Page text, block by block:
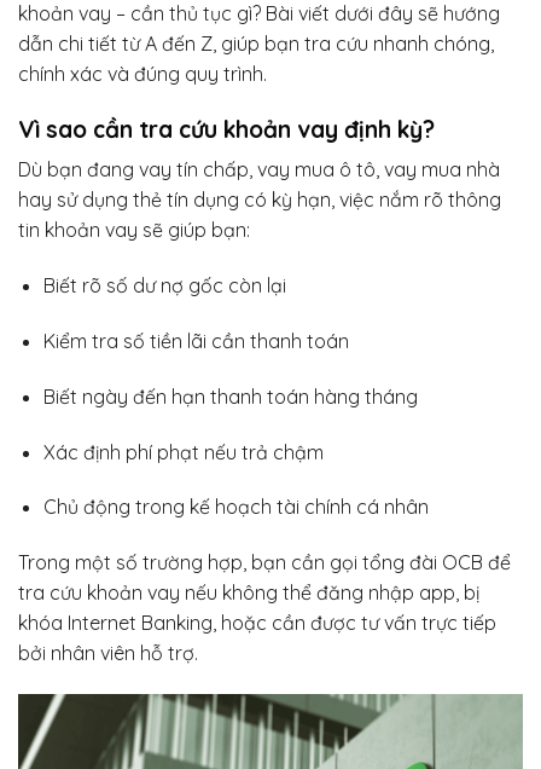
khoản vay – cần thủ tục gì? Bài viết dưới đây sẽ hướng
dẫn chi tiết từ A đến Z, giúp bạn tra cứu nhanh chóng,
chính xác và đúng quy trình.
Vì sao cần tra cứu khoản vay định kỳ?
Dù bạn đang vay tín chấp, vay mua ô tô, vay mua nhà
hay sử dụng thẻ tín dụng có kỳ hạn, việc nắm rõ thông
tin khoản vay sẽ giúp bạn:
Biết rõ số dư nợ gốc còn lại
Kiểm tra số tiền lãi cần thanh toán
Biết ngày đến hạn thanh toán hàng tháng
Xác định phí phạt nếu trả chậm
Chủ động trong kế hoạch tài chính cá nhân
Trong một số trường hợp, bạn cần gọi tổng đài OCB để
tra cứu khoản vay nếu không thể đăng nhập app, bị
khóa Internet Banking, hoặc cần được tư vấn trực tiếp
bởi nhân viên hỗ trợ.